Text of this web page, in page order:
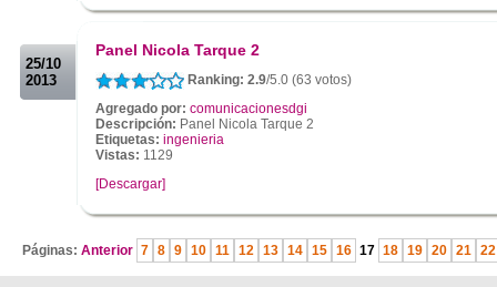
25/10
2013
Panel Nicola Tarque 2
Ranking: 2.9/5.0 (63 votos)
Agregado por: comunicacionesdgi
Descripción: Panel Nicola Tarque 2
Etiquetas: ingenieria
Vistas: 1129
[Descargar]
Páginas: Anterior 7 8 9 10 11 12 13 14 15 16 17 18 19 20 21 22